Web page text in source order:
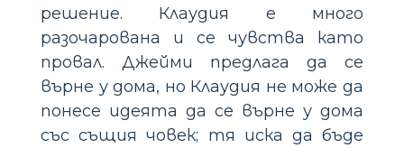
решение. Клаудия е много
разочарована и се чувства като
провал. Джейми предлага да се
върне у дома, но Клаудия не може да
понесе идеята да се върне у дома
със същия човек; тя иска да бъде